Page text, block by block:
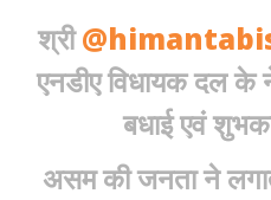
श्री
एनडीए विधायक दल के
बधाई एवं
असम की जनता ने